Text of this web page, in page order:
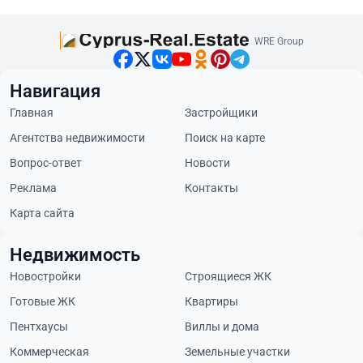
WRE Group
Навигация
Главная
Застройщики
Агентства недвижимости
Поиск на карте
Вопрос-ответ
Новости
Реклама
Контакты
Карта сайта
Недвижимость
Новостройки
Строящиеся ЖК
Готовые ЖК
Квартиры
Пентхаусы
Виллы и дома
Коммерческая
Земельные участки